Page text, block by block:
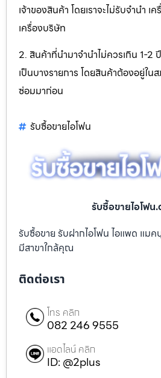
เจ้าของสินค้า โดยเราจะไม่รับจำนำ เ
เครื่องบริษัท
2. สินค้าที่นำมาจำนำไม่ควรเกิน 1-2
เป็นบางรายการ โดยสินค้าต้องอยู่ใน
ซ่อมมาก่อน
รับซื้อขายไอโฟน
รับซื้อขายไอโฟน
รับซื้อขาย รับฝากไอโฟน ไอแพด แมค
มีสาขาใกล้คุณ
ติดต่อเรา
โทร คลิก
082 246 9555
แอดไลน์ คลิก
ID: @2plus